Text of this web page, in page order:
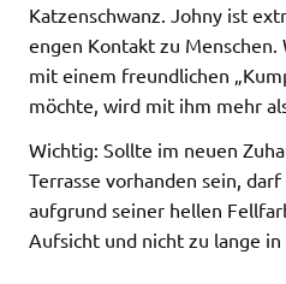
Katzenschwanz. Johny ist
engen Kontakt zu
mit einem freundlichen
möchte, wird mit ihm mehr
Wichtig: Sollte im neuen
Terrasse vorhanden sein,
aufgrund seiner hellen
Aufsicht und nicht zu lange in